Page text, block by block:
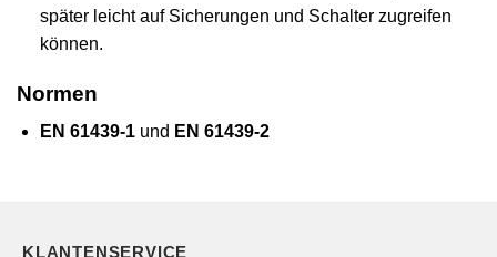
später leicht auf Sicherungen und Schalter zugreifen
können.
Normen
EN 61439-1und EN 61439-2
KLANTENSERVICE